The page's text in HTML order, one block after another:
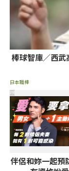
棒球智庫／西
日本職棒
伴侶和妳一起預
PR